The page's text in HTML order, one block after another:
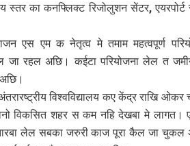
स्तर का कनफ्लिक्ट रिजोलुशन सेंटर,
एस एम क नेतृत्व मे तमाम महत्वपूर्ण
रहल अछि। कईटा परियोजना लेल त
विश्वविद्यालय कए केंद्र राखि
विकसित शहर स कम नहि देखबा मे लागत।
लेल सबका जरुरी काज पूरा कैल जा चुकल